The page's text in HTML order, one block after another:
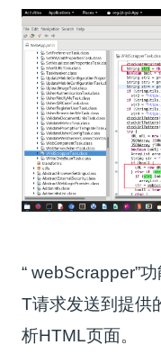
“ webScrapper”
T请求发送到提供
析HTML页面。